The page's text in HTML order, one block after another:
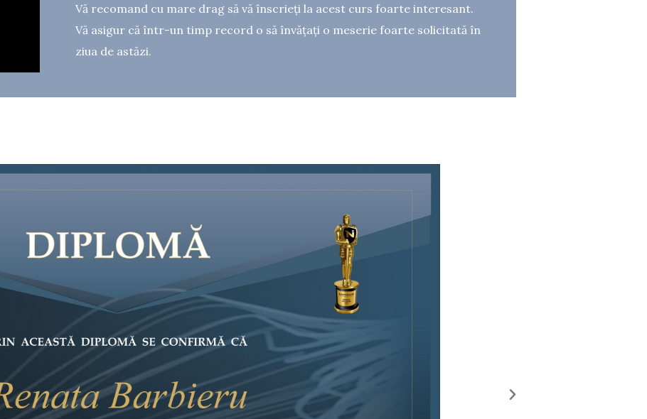
Vă recomand cu mare drag să vă înscrieți la acest curs foarte interesant.
Vă asigur că într-un timp record o să învățați o meserie foarte solicitată în
ziua de astăzi.